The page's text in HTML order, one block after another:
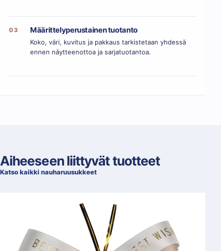
03 Määrittelyperustainen tuotanto
Koko, väri, kuvitus ja pakkaus tarkistetaan yhdessä
ennen näytteenottoa ja sarjatuotantoa.
Aiheeseen liittyvät tuotteet
Katso kaikki nauharuusukkeet